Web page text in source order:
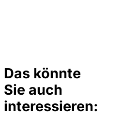
Das könnte
Sie auch
interessieren: